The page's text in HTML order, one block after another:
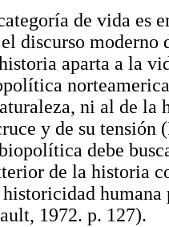
de vida es
discurso moderno
aparta a la
ni al de la
y de su
debe
de la historia
humana
1972. p. 127).